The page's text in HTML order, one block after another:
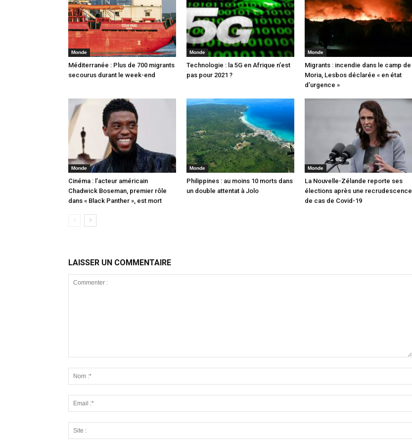
Monde
Méditerranée : Plus de 700 migrants
secourus durant le week-end
Monde
Technologie : la 5G en Afrique n’est
pas pour 2021 ?
Monde
Migrants : incendie dans le camp de
Moria, Lesbos déclarée « en état
d’urgence »
Monde
Cinéma : l’acteur américain
Chadwick Boseman, premier rôle
dans « Black Panther », est mort
Monde
Philippines : au moins 10 morts dans
un double attentat à Jolo
Monde
La Nouvelle-Zélande reporte ses
élections après une recrudescence
de cas de Covid-19
LAISSER UN COMMENTAIRE